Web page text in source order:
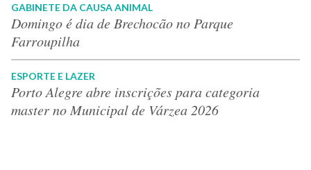
GABINETE DA CAUSA ANIMAL
Domingo é dia de Brechocão no Parque
Farroupilha
ESPORTE E LAZER
Porto Alegre abre inscrições para categoria
master no Municipal de Várzea 2026